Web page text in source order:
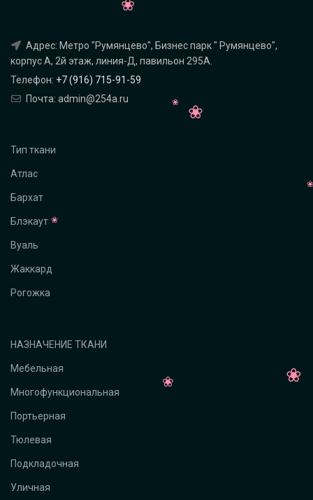
Адрес: Метро "Румянцево", Бизнес парк " Румянцево",
корпус А, 2й этаж, линия-Д, павильон 295A.
Телефон: +7 (916) 715-91-59
Почта: admin@254a.ru
Тип ткани
Атлас
Бархат
Блэкаут
Вуаль
Жаккард
Рогожка
НАЗНАЧЕНИЕ ТКАНИ
Мебельная
Многофункциональная
Портьерная
Тюлевая
Подкладочная
Уличная